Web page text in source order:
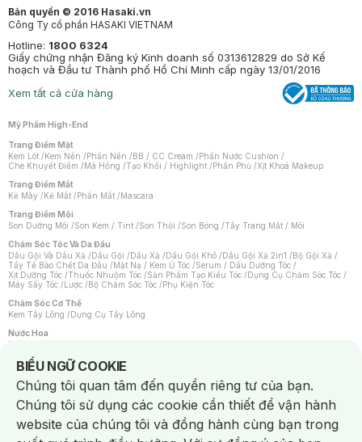
Bản quyền © 2016 Hasaki.vn
Công Ty cổ phần HASAKI VIETNAM
Hotline: 1800 6324
Giấy chứng nhận Đăng ký Kinh doanh số 0313612829 do Sở Kế
hoạch và Đầu tư Thành phố Hồ Chí Minh cấp ngày 13/01/2016
Xem tất cả cửa hàng
Mỹ Phẩm High-End
Trang Điểm Mặt
Kem Lót /Kem Nền /Phấn Nền /BB / CC Cream /Phấn Nước Cushion /
Che Khuyết Điểm /Má Hồng /Tạo Khối / Highlight /Phấn Phủ /Xịt Khoá Makeup
Trang Điểm Mắt
Kẻ Mày /Kẻ Mắt /Phấn Mắt /Mascara
Trang Điểm Môi
Son Dưỡng Môi /Son Kem / Tint /Son Thỏi /Son Bóng /Tẩy Trang Mắt / Môi
Chăm Sóc Tóc Và Da Đầu
Dầu Gội Và Dầu Xả /Dầu Gội /Dầu Xả /Dầu Gội Khô /Dầu Gội Xả 2in1 /Bộ Gội Xả /
Tẩy Tế Bào Chết Da Đầu /Mặt Nạ / Kem Ủ Tóc /Serum / Dầu Dưỡng Tóc /
Xịt Dưỡng Tóc /Thuốc Nhuộm Tóc /Sản Phẩm Tạo Kiểu Tóc /Dụng Cụ Chăm Sóc Tóc /
Máy Sấy Tóc /Lược /Bộ Chăm Sóc Tóc /Phụ Kiện Tóc
Chăm Sóc Cơ Thể
Kem Tẩy Lông /Dụng Cụ Tẩy Lông
Nước Hoa
Nước Hoa Nữ
Chăm Sóc Cá Nhân
Chống Muỗi /Khẩu Trang /Máy Massage/Mặt Nạ Xông Hơi /Nước Rửa Tay/
Sản Phẩm Chăm Sóc Khác /Bàn Chải Đánh Răng /Bàn Chải Điện/
Hỗ Trợ Trắng Răng/Kem Đánh Răng /Máy Tăm Nước/ Nước Súc Miệng/
Tăm / Chỉ Nha Khoa/ Xịt Thơm Miệng / Dung Dịch Vệ Sinh/Dưỡng Vùng Kín/
Khăn Ướt Vệ Sinh Vùng Kín/Băng Vệ Sinh/Tampon/Bọt Cạo Râu /Dao Cạo Râu/
Máy Cạo Râu
BIỂU NGỮ COOKIE
Notice about cookies usage
Chúng tôi quan tâm đến quyền riêng tư của bạn.
Chúng tôi sử dụng các cookie cần thiết để vận hành
website của chúng tôi và đồng hành cùng bạn trong